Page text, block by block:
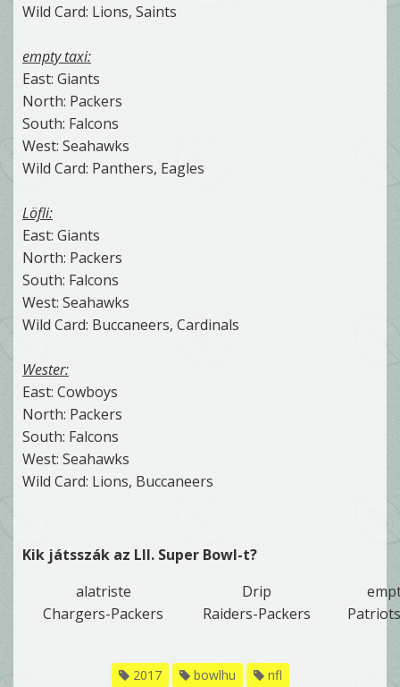
Wild Card: Lions, Saints
empty taxi:
East: Giants
North: Packers
South: Falcons
West: Seahawks
Wild Card: Panthers, Eagles
Löfli:
East: Giants
North: Packers
South: Falcons
West: Seahawks
Wild Card: Buccaneers, Cardinals
Wester:
East: Cowboys
North: Packers
South: Falcons
West: Seahawks
Wild Card: Lions, Buccaneers
Kik játsszák az LII. Super Bowl-t?
alatriste
Drip
Chargers-Packers
Raiders-Packers
2017 bowlhu nfl